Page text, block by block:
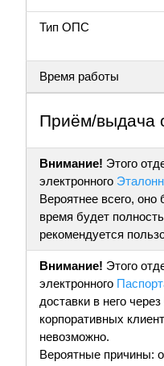
Тип ОПС
Время работы
Приём/выдача
Внимание! Этого
электронного
Вероятнее всего,
время будет
рекомендуется
Внимание! Этого
электронного
доставки в него
корпоративных
невозможно.
Вероятные причины: